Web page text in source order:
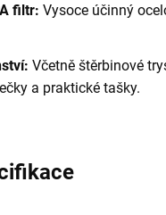
filtr: Vysoce účinný
Včetně štěrbinové
a praktické tašky.